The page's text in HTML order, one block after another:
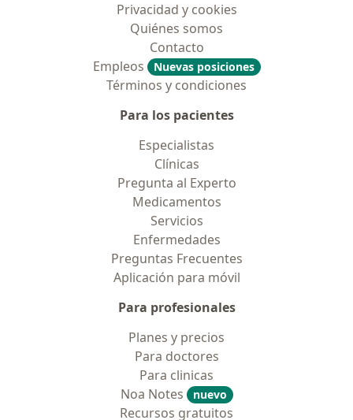
Privacidad y cookies
Quiénes somos
Contacto
Empleos
Nuevas posiciones
Términos y condiciones
Para los pacientes
Especialistas
Clínicas
Pregunta al Experto
Medicamentos
Servicios
Enfermedades
Preguntas Frecuentes
Aplicación para móvil
Para profesionales
Planes y precios
Para doctores
Para clinicas
Noa Notes
nuevo
Recursos gratuitos